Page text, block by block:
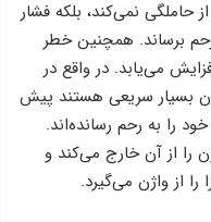
حاملگی نمی‌کند، بلکه فشار
برساند. همچنین خطر
می‌یابد. در واقع در
بسیار سریعی هستند پیش
را به رحم رسانده‌اند.
را از آن خارج می‌کند و
را از واژن می‌گیرد.